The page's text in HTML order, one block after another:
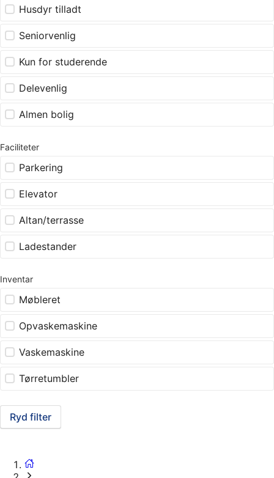
Husdyr tilladt
Seniorvenlig
Kun for studerende
Delevenlig
Almen bolig
Faciliteter
Parkering
Elevator
Altan/terrasse
Ladestander
Inventar
Møbleret
Opvaskemaskine
Vaskemaskine
Tørretumbler
Ryd filter